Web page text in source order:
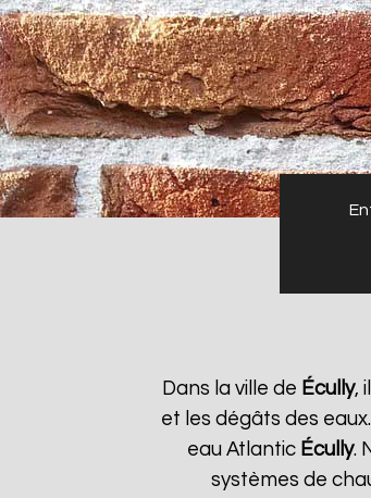
Dans la ville de Écully,
et les dégâts des
eau Atlantic Écully.
systèmes de